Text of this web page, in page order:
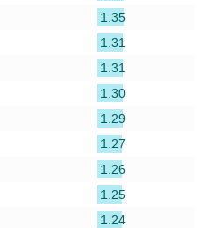
1.35
1.31
1.31
1.30
1.29
1.27
1.26
1.25
1.24